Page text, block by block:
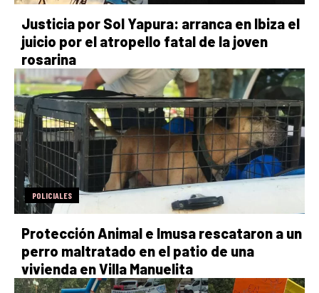
Justicia por Sol Yapura: arranca en Ibiza el
juicio por el atropello fatal de la joven
rosarina
POLICIALES
Protección Animal e Imusa rescataron a un
perro maltratado en el patio de una
vivienda en Villa Manuelita